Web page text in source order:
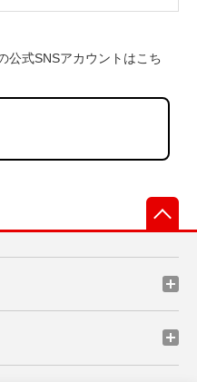
公式SNSアカウントはこち